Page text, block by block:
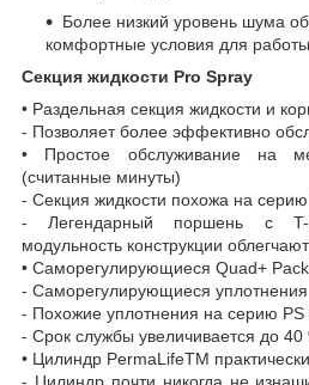
Более низкий уровень шума
комфортные условия для работы
Секция жидкости Pro Spray
• Раздельная секция жидкости и
- Позволяет более эффективно
• Простое обслуживание на
(считанные минуты)
- Секция жидкости похожа на серию
- Легендарный поршень с T-
модульность конструкции
• Саморегулирующиеся Quad+
- Саморегулирующиеся уплотнения
- Похожие уплотнения на серию PS
- Срок службы увеличивается до 40
• Цилиндр PermaLifeTM
- Цилиндр почти никогда не